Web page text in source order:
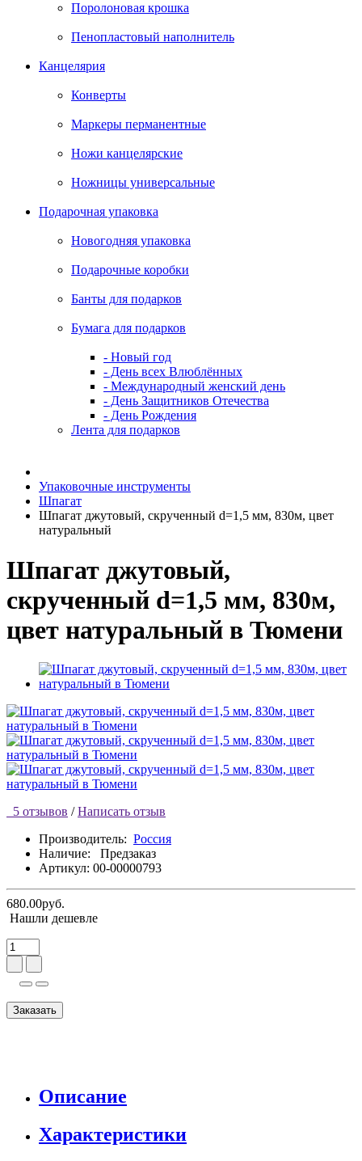
Поролоновая крошка
Пенопластовый наполнитель
Канцелярия
Конверты
Маркеры перманентные
Ножи канцелярские
Ножницы универсальные
Подарочная упаковка
Новогодняя упаковка
Подарочные коробки
Банты для подарков
Бумага для подарков
- Новый год
- День всех Влюблённых
- Международный женский день
- День Защитников Отечества
- День Рождения
Лента для подарков
Упаковочные инструменты
Шпагат
Шпагат джутовый, скрученный d=1,5 мм, 830м, цвет
натуральный
Шпагат джутовый,
скрученный d=1,5 мм, 830м,
цвет натуральный в Тюмени
5 отзывов / Написать отзыв
Производитель: Россия
Наличие:
Предзаказ
Артикул: 00-00000793
680.00руб.
Нашли дешевле
Заказать
Описание
Характеристики